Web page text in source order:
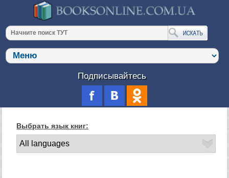
Подписывайтесь
Выбрать язык книг: